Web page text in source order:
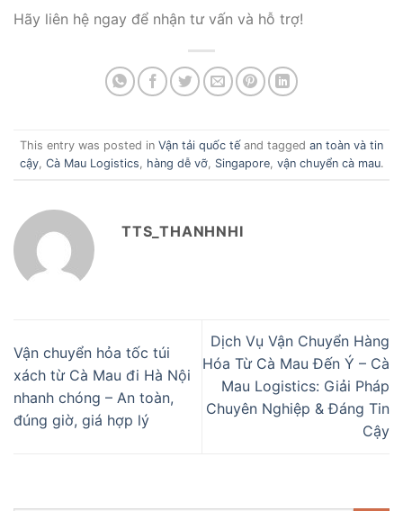
Hãy liên hệ ngay để nhận tư vấn và hỗ trợ!
This entry was posted in Vận tải quốc tếand tagged an toàn và tin
cậy, Cà Mau Logistics hàng dễ vỡ, Singapore, vận chuyển cà mau.
TTS_THANHNHI
Vận chuyển hỏa tốc túi
xách từ Cà Mau đi Hà Nội
nhanh chóng – An toàn,
đúng giờ, giá hợp lý
Dịch Vụ Vận Chuyển Hàng
Hóa Từ Cà Mau Đến Ý – Cà
Mau Logistics: Giải Pháp
Chuyên Nghiệp & Đáng Tin
Cậy